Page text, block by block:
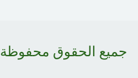
جميع الحقوق محفوظة